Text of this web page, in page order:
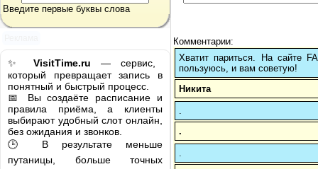
Введите первые буквы слова
✨ VisitTime.ru — сервис,
который превращает запись в
понятный и быстрый процесс.
📅 Вы создаёте расписание и
правила приёма, а клиенты
выбирают удобный слот онлайн,
без ожидания и звонков.
🕒 В результате меньше
путаницы, больше точных
Комментарии:
Хватит париться. На сайте
пользуюсь, и вам советую!
Никита
.